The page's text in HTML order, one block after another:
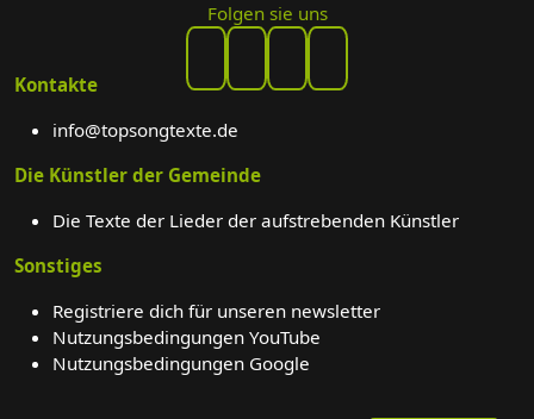
Folgen sie uns
Kontakte
info@topsongtexte.de
Die Künstler der Gemeinde
Die Texte der Lieder der aufstrebenden Künstler
Sonstiges
Registriere dich für unseren newsletter
Nutzungsbedingungen YouTube
Nutzungsbedingungen Google